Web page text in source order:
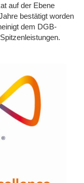
auf der Ebene
bestätigt worden
dem DGB-